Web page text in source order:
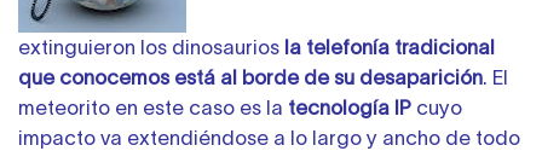
extinguieron los dinosaurios la telefonía tradicional
que conocemos está al borde de su desaparición. El
meteorito en este caso es la tecnología IP cuyo
impacto va extendiéndose a lo largo y ancho de todo